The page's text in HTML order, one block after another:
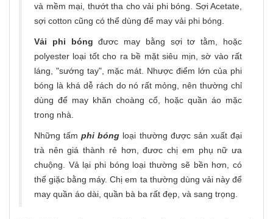
và mềm mại, thướt tha cho vải phi bóng. Sợi Acetate,
sợi cotton cũng có thể dùng để may vải phi bóng.
Vải phi bóng đươc may bằng sợi tơ tằm, hoặc
polyester loại tốt cho ra bề mặt siêu mịn, sờ vào rất
láng, "sướng tay", mặc mát. Nhược điểm lớn của phi
bóng là khá dễ rách do nó rất mỏng, nên thường chỉ
dùng để may khăn choàng cổ, hoặc quần áo mặc
trong nhà.
Những tấmphi bóng loại thường được sản xuất đại
trà nên giá thành rẻ hơn, đươc chị em phụ nữ ưa
chuộng. Vả lại phi bóng loại thường sẽ bền hơn, có
thể giặc bằng máy. Chị em ta thường dùng vải này để
may quần áo dài, quần bà ba rất đẹp, và sang trọng.